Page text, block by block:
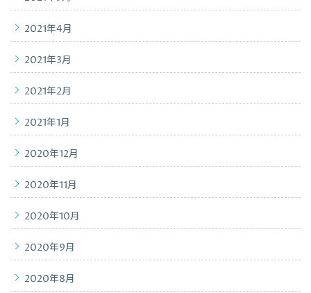
2021年4月
2021年3月
2021年2月
2021年1月
2020年12月
2020年11月
2020年10月
2020年9月
2020年8月